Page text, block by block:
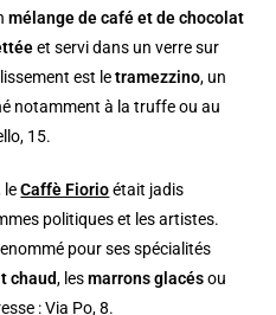
mélange de café et de chocolat
et servi dans un verre sur
est letramezzino, un
notamment à la truffe ou au
15.
leCaffè Fiorioétait jadis
politiques et les artistes.
pour ses spécialités
chaud, lesmarrons glacésou
: Via Po, 8.